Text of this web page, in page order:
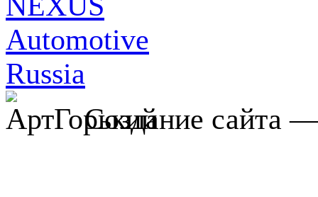
Создание сайта